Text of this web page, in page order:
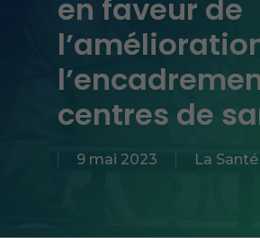
en faveur de
centres de
9 mai 2023 La Santé